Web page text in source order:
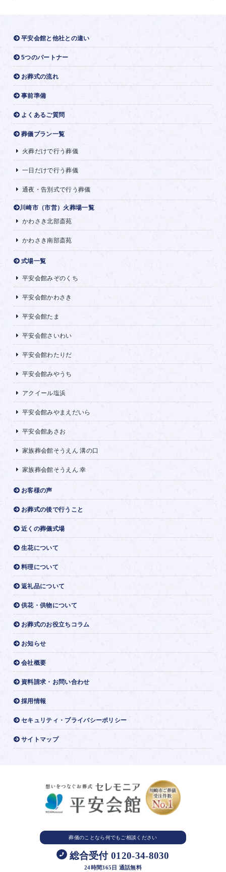
平安会館と他社との違い
5つのパートナー
お葬式の流れ
事前準備
よくあるご質問
葬儀プラン一覧
火葬だけで行う葬儀
一日だけで行う葬儀
通夜・告別式で行う葬儀
川崎市（市営）火葬場一覧
かわさき北部斎苑
かわさき南部斎苑
式場一覧
平安会館みぞのくち
平安会館かわさき
平安会館たま
平安会館さいわい
平安会館わたりだ
平安会館みやうち
アクイール塩浜
平安会館みやまえだいら
平安会館あさお
家族葬会館そうえん 溝の口
家族葬会館そうえん 幸
お客様の声
お葬式の後で行うこと
近くの葬儀式場
生花について
料理について
返礼品について
供花・供物について
お葬式のお役立ちコラム
お知らせ
会社概要
資料請求・お問い合わせ
採用情報
セキュリティ・プライバシーポリシー
サイトマップ
葬儀のことなら何でもご相談ください
総合受付 0120-34-8030
24時間365日 通話無料